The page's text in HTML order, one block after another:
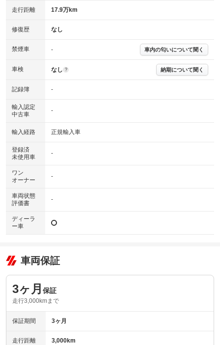
走行距離 17.9万km
修復歴 なし
禁煙車 - 車内の匂いについて聞く
車検 なし ? 納期について聞く
記録簿 -
輸入認定
中古車
-
輸入経路 正規輸入車
登録済
未使用車
-
ワン
オーナー
-
車両状態
評価書
-
ディーラ
ー車
車両保証
3ヶ月 保証
走行3,000kmまで
保証期間 3ヶ月
走行距離 3,000km